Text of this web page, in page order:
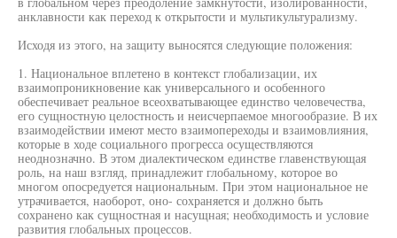
анклавности как переход к открытости и мультикультурализму.
Исходя из этого, на защиту выносятся следующие положения:
1. Национальное вплетено в контекст глобализации, их
взаимопроникновение как универсального и особенного
обеспечивает реальное всеохватывающее единство человечества,
его сущностную целостность и неисчерпаемое многообразие. В их
взаимодействии имеют место взаимопереходы и взаимовлияния,
которые в ходе социального прогресса осуществляются
неоднозначно. В этом диалектическом единстве главенствующая
роль, на наш взгляд, принадлежит глобальному, которое во
многом опосредуется национальным. При этом национальное не
утрачивается, наоборот, оно- сохраняется и должно быть
сохранено как сущностная и насущная; необходимость и условие
развития глобальных процессов.